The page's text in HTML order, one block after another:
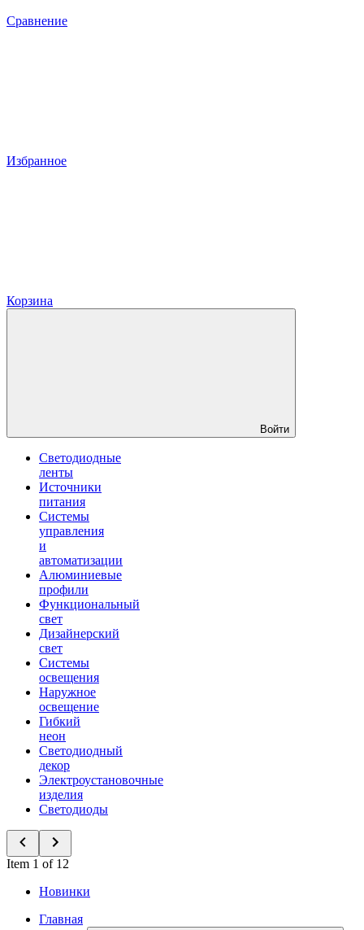
Сравнение
Избранное
Корзина
Войти
Светодиодные
ленты
Источники
питания
Системы
управления
и
автоматизации
Алюминиевые
профили
Функциональный
свет
Дизайнерский
свет
Системы
освещения
Наружное
освещение
Гибкий
неон
Светодиодный
декор
Электроустановочные
изделия
Светодиоды
Item 1 of 12
Новинки
Главная